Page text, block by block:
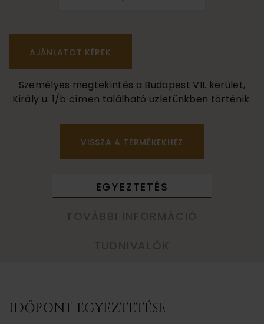
Személyes megtekintés a Budapest VII. kerület,
Király u. 1/b címen található üzletünkben történik.
VISSZA A TERMÉKEKHEZ
EGYEZTETÉS
IDŐPONT EGYEZTETÉSE